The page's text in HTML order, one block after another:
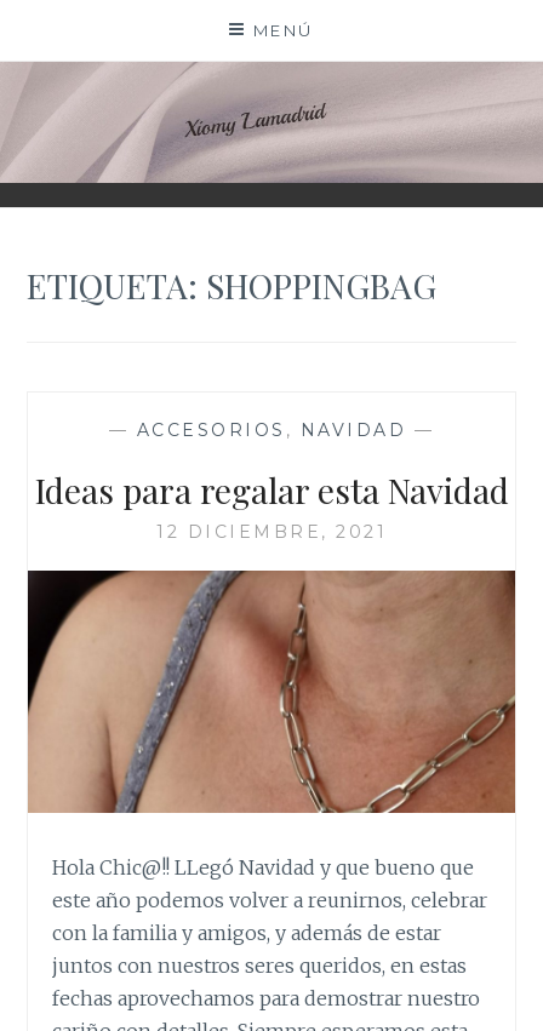
contenido
MENÚ
XIOMY LAMADRID
ETIQUETA: SHOPPINGBAG
— ACCESORIOS , NAVIDAD —
Ideas para regalar esta Navidad
12 DICIEMBRE, 2021
Hola Chic@!! LLegó Navidad y que bueno que
este año podemos volver a reunirnos, celebrar
con la familia y amigos, y además de estar
juntos con nuestros seres queridos, en estas
fechas aprovechamos para demostrar nuestro